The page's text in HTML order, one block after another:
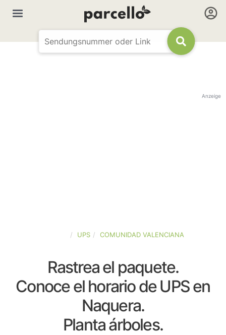
Anzeige
UPS COMUNIDAD VALENCIANA
Rastrea el paquete.
Conoce el horario de UPS en
Naquera.
Planta árboles.